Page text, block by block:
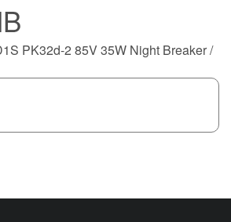
PK32d-2 85V 35W Night Breaker /